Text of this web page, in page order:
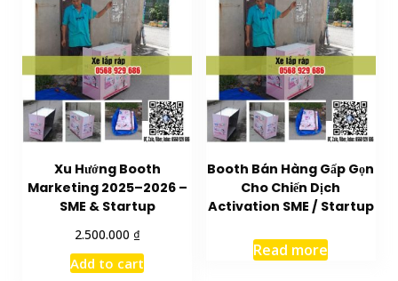
Xu Hướng Booth
Marketing 2025–2026 –
SME & Startup
2.500.000 ₫
Add to cart
Booth Bán Hàng Gấp Gọn
Cho Chiến Dịch
Activation SME / Startup
Read more